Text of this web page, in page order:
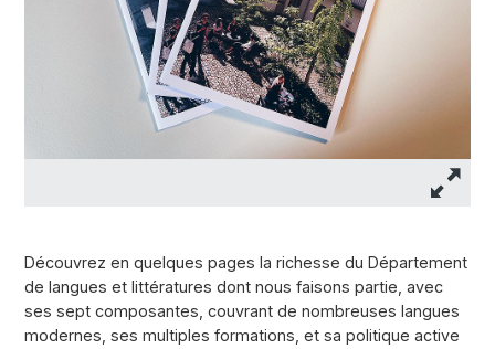
Découvrez en quelques pages la richesse du Département
de langues et littératures dont nous faisons partie, avec
ses sept composantes, couvrant de nombreuses langues
modernes, ses multiples formations, et sa politique active